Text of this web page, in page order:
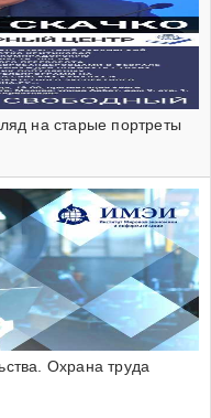
на старые портреты
Охрана труда